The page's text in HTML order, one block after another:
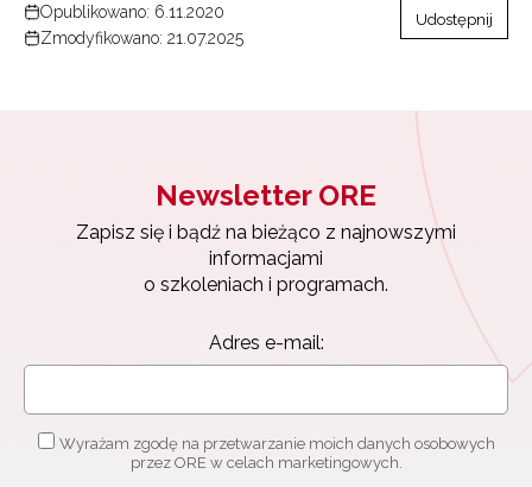
Opublikowano: 6.11.2020
Zmodyfikowano: 21.07.2025
Udostępnij
Newsletter ORE
Zapisz się i bądź na bieżąco z najnowszymi
informacjami
o szkoleniach i programach.
Adres e-mail:
Wyrażam zgodę na przetwarzanie moich danych osobowych
przez ORE w celach marketingowych.